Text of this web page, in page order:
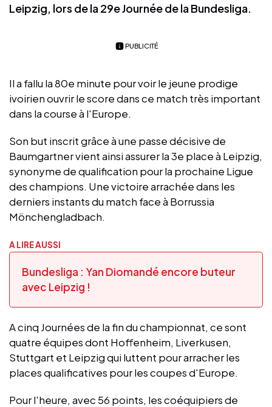
Leipzig, lors de la 29e Journée de la Bundesliga.
PUBLICITÉ
Il a fallu la 80e minute pour voir le jeune prodige
ivoirien ouvrir le score dans ce match très important
dans la course à l'Europe.
Son but inscrit grâce à une passe décisive de
Baumgartner vient ainsi assurer la 3e place à Leipzig,
synonyme de qualification pour la prochaine Ligue
des champions. Une victoire arrachée dans les
derniers instants du match face à Borrussia
Mönchengladbach.
A LIRE AUSSI
Bundesliga : Yan Diomandé encore buteur
avec Leipzig !
A cinq Journées de la fin du championnat, ce sont
quatre équipes dont Hoffenheim, Liverkusen,
Stuttgart et Leipzig qui luttent pour arracher les
places qualificatives pour les coupes d'Europe.
Pour l'heure, avec 56 points, les coéquipiers de